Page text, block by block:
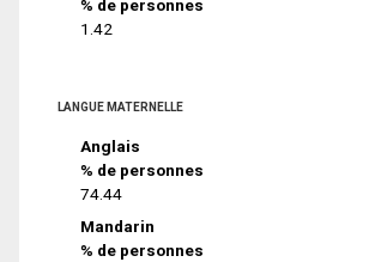
% de personnes
1.42
LANGUE MATERNELLE
Anglais
% de personnes
74.44
Mandarin
% de personnes